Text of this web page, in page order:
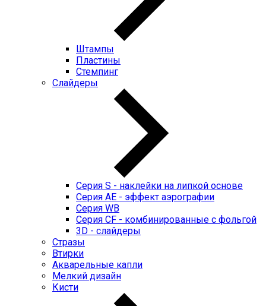
Штампы
Пластины
Стемпинг
Слайдеры
Серия S - наклейки на липкой основе
Серия AE - эффект аэрографии
Серия WB
Серия CF - комбинированные с фольгой
3D - слайдеры
Стразы
Втирки
Акварельные капли
Мелкий дизайн
Кисти